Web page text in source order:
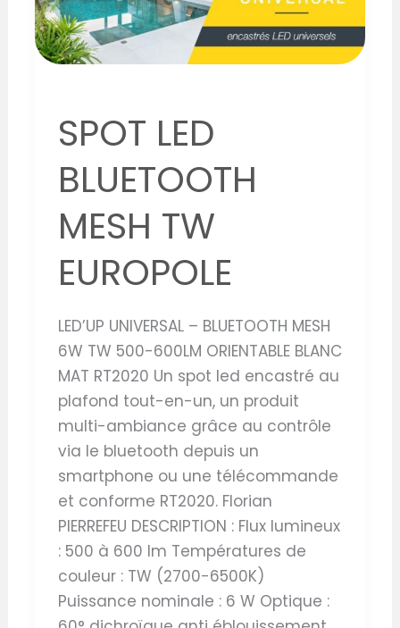
SPOT LED
BLUETOOTH
MESH TW
EUROPOLE
LED’UP UNIVERSAL – BLUETOOTH MESH
6W TW 500-600LM ORIENTABLE BLANC
MAT RT2020 Un spot led encastré au
plafond tout-en-un, un produit
multi-ambiance grâce au contrôle
via le bluetooth depuis un
smartphone ou une télécommande
et conforme RT2020. Florian
PIERREFEU DESCRIPTION : Flux lumineux
: 500 à 600 lm Températures de
couleur : TW (2700-6500K)
Puissance nominale : 6 W Optique :